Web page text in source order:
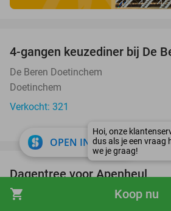
shopping_cart Koop nu
4-gangen keuzediner bij De
De Beren Doetinchem
Doetinchem
Verkocht: 321
Dagentree voor Apenheul
Apenheul
OPEN IN APP close